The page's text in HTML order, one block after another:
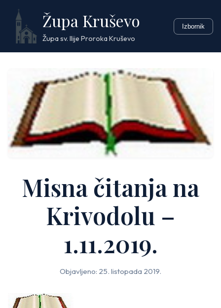
content
Župa Kruševo
Župa sv. Ilije Proroka Kruševo
Izbornik
Misna čitanja na
Krivodolu –
1.11.2019.
Objavljeno: 25. listopada 2019.